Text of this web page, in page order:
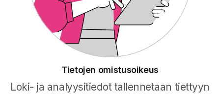
Tietojen omistusoikeus
Loki- ja analyysitiedot tallennetaan tiettyyn